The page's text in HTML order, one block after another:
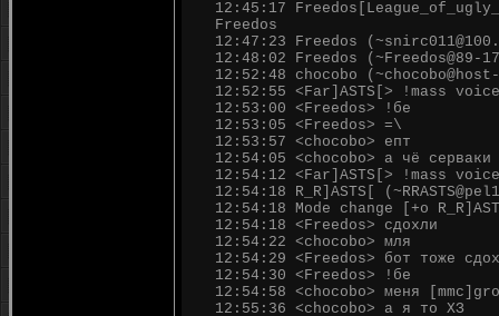
12:45:17
Freedos
12:47:23 Freedos
12:48:02 Freedos
12:52:48 chocobo
12:52:55 <Far]ASTS[> !mass voice
12:53:00 <Freedos> !бе
12:53:05 <Freedos> =\
12:53:57 <chocobo> епт
12:54:05 <chocobo> а чё серваки
12:54:12 <Far]ASTS[> !mass voice
12:54:18 R_R]ASTS[
12:54:18 Mode change [+o
12:54:18 <Freedos> сдохли
12:54:22 <chocobo> мля
12:54:29 <Freedos> бот тоже
12:54:30 <Freedos> !бе
12:54:58 <chocobo> меня
12:55:36 <chocobo> а я то ХЗ